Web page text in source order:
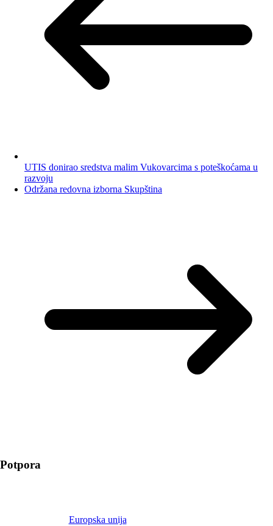
UTIS donirao sredstva malim Vukovarcima s poteškoćama u
razvoju
Održana redovna izborna Skupština
Potpora
Europska unija